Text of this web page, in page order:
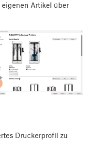
Artikel über
Druckerprofil zu